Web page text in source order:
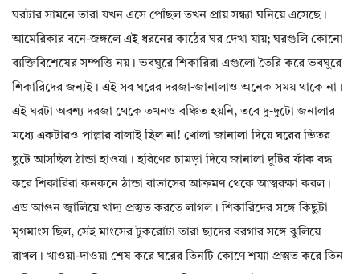
ঘরটার সামনে তারা যখন এসে পৌঁছল তখন প্রায় সন্ধ্যা ঘনিয়ে এসেছে।
আমেরিকার বনে-জঙ্গলে এই ধরনের কাঠের ঘর দেখা যায়; ঘরগুলি কোনো
ব্যক্তিবিশেষের সম্পত্তি নয়। ভবঘুরে শিকারিরা এগুলো তৈরি করে ভবঘুরে
শিকারিদের জন্যই। এই সব ঘরের দরজা-জানালাও অনেক সময় থাকে না।
এই ঘরটা অবশ্য দরজা থেকে তখনও বঞ্চিত হয়নি, তবে দু-দুটো জনালার
মধ্যে একটারও পাল্লার বালাই ছিল না! খোলা জানালা দিয়ে ঘরের ভিতর
ছুটে আসছিল ঠান্ডা হাওয়া। হরিণের চামড়া দিয়ে জানালা দুটির ফাঁক বন্ধ
করে শিকারিরা কনকনে ঠান্ডা বাতাসের আক্রমণ থেকে আত্মরক্ষা করল।
এড আগুন জ্বালিয়ে খাদ্য প্রস্তুত করতে লাগল। শিকারিদের সঙ্গে কিছুটা
মৃগমাংস ছিল, সেই মাংসের টুকরোটা তারা ছাদের বরগার সঙ্গে ঝুলিয়ে
রাখল। খাওয়া-দাওয়া শেষ করে ঘরের তিনটি কোণে শয্যা প্রস্তুত করে তিন